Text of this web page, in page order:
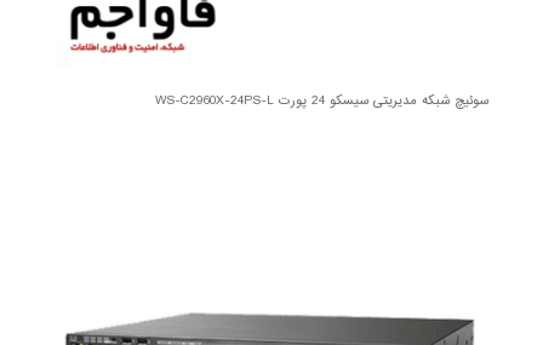
سوئیچ شبکه مدیریتی سیسکو 24 پورت WS-C2960X-24PS-L